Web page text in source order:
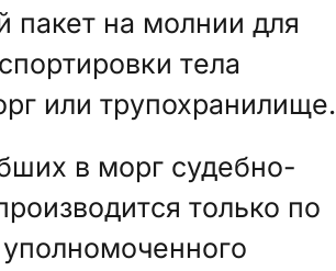
пакет на молнии для
тела
или трупохранилище.
в морг судебно-
только по